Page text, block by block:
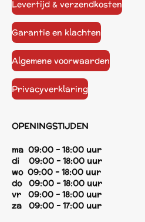
Levertijd & verzendkosten
Garantie en klachten
Algemene voorwaarden
Privacyverklaring
OPENINGSTIJDEN
ma 09:00 - 18:00 uur
di 09:00 - 18:00 uur
wo 09:00 - 18:00 uur
do 09:00 - 18:00 uur
vr 09:00 - 18:00 uur
za 09:00 - 17:00 uur